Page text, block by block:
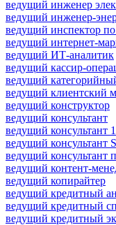
ведущий инженер
ведущий инженер-
ведущий инспектор
ведущий интернет-
ведущий ИТ-аналитик
ведущий кассир-
ведущий
ведущий клиентский
ведущий конструктор
ведущий консультант
ведущий консультант
ведущий консультант
ведущий консультант
ведущий контент-
ведущий копирайтер
ведущий кредитный
ведущий кредитный
ведущий кредитный